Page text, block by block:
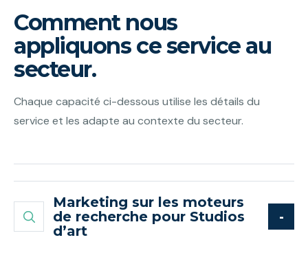
Comment nous
appliquons ce service au
secteur.
Chaque capacité ci-dessous utilise les détails du
service et les adapte au contexte du secteur.
Marketing sur les moteurs
de recherche pour Studios
d’art